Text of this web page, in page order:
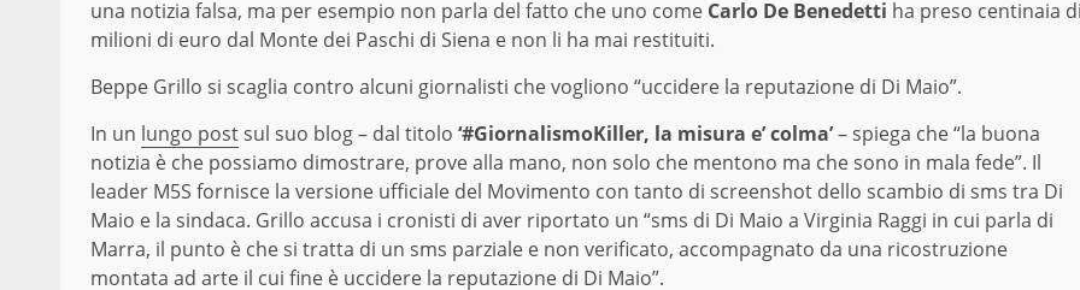
una notizia falsa, ma per esempio non parla del fatto che uno come Carlo De Benedetti ha preso centinaia di
milioni di euro dal Monte dei Paschi di Siena e non li ha mai restituiti.
Beppe Grillo si scaglia contro alcuni giornalisti che vogliono “uccidere la reputazione di Di Maio”.
In un lungo postsul suo blog – dal titolo ‘#GiornalismoKiller, la misura e’ colma’– spiega che “la buona
notizia è che possiamo dimostrare, prove alla mano, non solo che mentono ma che sono in mala fede”. Il
leader M5S fornisce la versione ufficiale del Movimento con tanto di screenshot dello scambio di sms tra Di
Maio e la sindaca. Grillo accusa i cronisti di aver riportato un “sms di Di Maio a Virginia Raggi in cui parla di
Marra, il punto è che si tratta di un sms parziale e non verificato, accompagnato da una ricostruzione
montata ad arte il cui fine è uccidere la reputazione di Di Maio”.